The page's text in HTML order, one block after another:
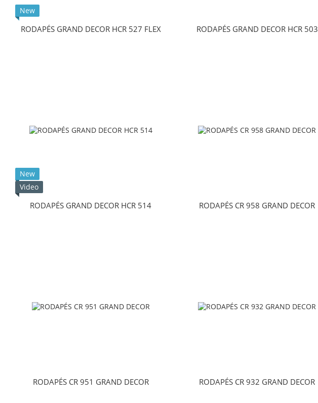
New
RODAPÉS GRAND DECOR HCR 527 FLEX RODAPÉS GRAND DECOR HCR 503
New
Video
RODAPÉS GRAND DECOR HCR 514 RODAPÉS CR 958 GRAND DECOR
RODAPÉS CR 951 GRAND DECOR RODAPÉS CR 932 GRAND DECOR